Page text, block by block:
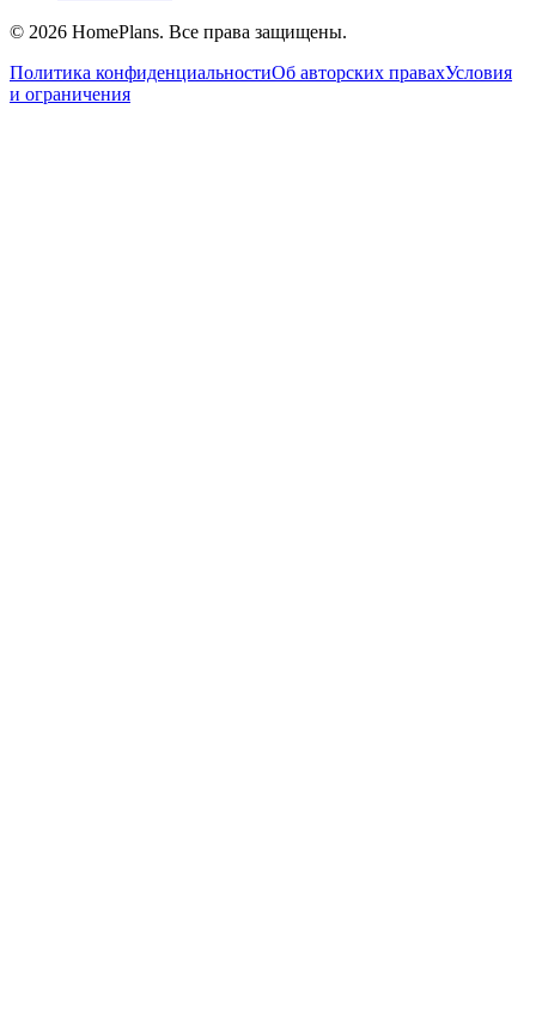
© 2026 HomePlans. Все права защищены.
Политика конфиденциальностиОб авторских правахУсловия
и ограничения